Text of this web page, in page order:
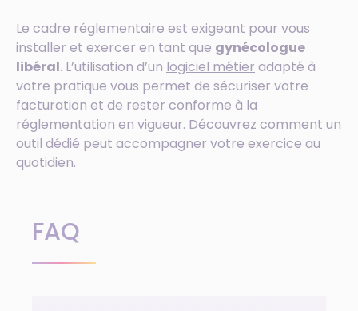
Le cadre réglementaire est exigeant pour vous
installer et exercer en tant que gynécologue
libéral. L’utilisation d’un logiciel métier adapté à
votre pratique vous permet de sécuriser votre
facturation et de rester conforme à la
réglementation en vigueur. Découvrez comment un
outil dédié peut accompagner votre exercice au
quotidien.
FAQ